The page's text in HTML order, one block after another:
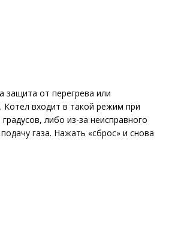
защита от перегрева или
Котел входит в такой режим при
либо из-за неисправного
газа. Нажать «сброс» и снова